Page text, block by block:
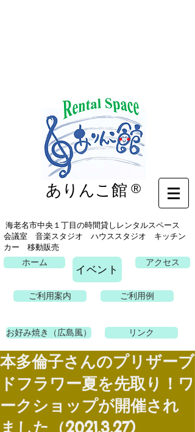
イベント
ありんこ館 ®
海老名市中央１丁目の時間貸しレンタルスペース
会議室 音楽スタジオ ハウススタジオ キッチン
カー 移動販売
ホーム
イベント
アクセス
ご利用案内 ご利用例
お好み焼き（広島風） リンク
本多倫子さんのプリザーブ
ドフラワー夏を先取り！ワ
ークショップが開催され
ました（2021.3.27)